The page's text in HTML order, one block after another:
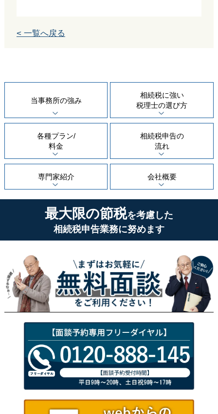
< 一覧へ戻る
当事務所の強み
相続税に強い
税理士の選び方
各種プラン/
料金
相続税申告の
流れ
専門家紹介 会社概要
最大限の節税を考慮した
相続税申告業務に努めます